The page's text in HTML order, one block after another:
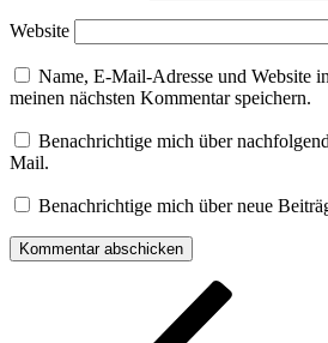
Website
Name, E-Mail-Adresse und Website
meinen nächsten Kommentar speichern.
Benachrichtige mich über
Mail.
Benachrichtige mich über neue
Beitragsnavigation